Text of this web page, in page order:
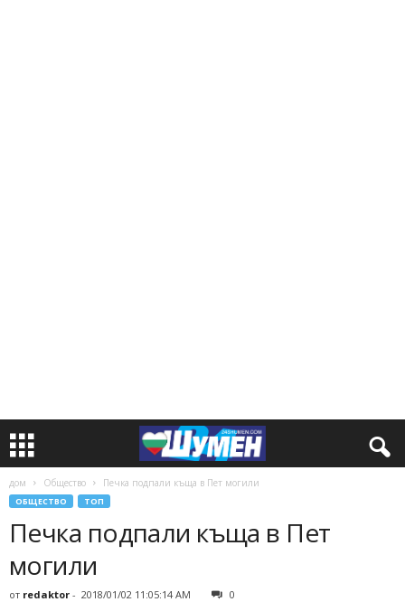
дом Общество Печка подпали къща в Пет могили
ОБЩЕСТВО ТОП
Печка подпали къща в Пет
могили
от redaktor - 2018/01/02 11:05:14 AM 0